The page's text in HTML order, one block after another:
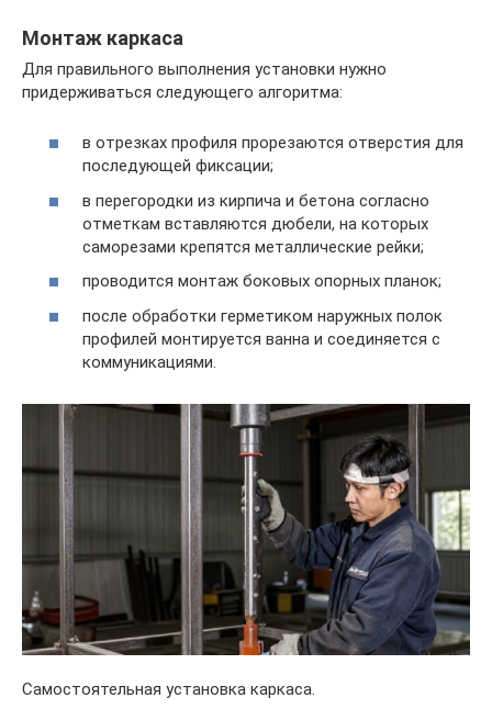
Монтаж каркаса
Для правильного выполнения установки нужно
придерживаться следующего алгоритма:
в отрезках профиля прорезаются отверстия для
последующей фиксации;
в перегородки из кирпича и бетона согласно
отметкам вставляются дюбели, на которых
саморезами крепятся металлические рейки;
проводится монтаж боковых опорных планок;
после обработки герметиком наружных полок
профилей монтируется ванна и соединяется с
коммуникациями.
Самостоятельная установка каркаса.